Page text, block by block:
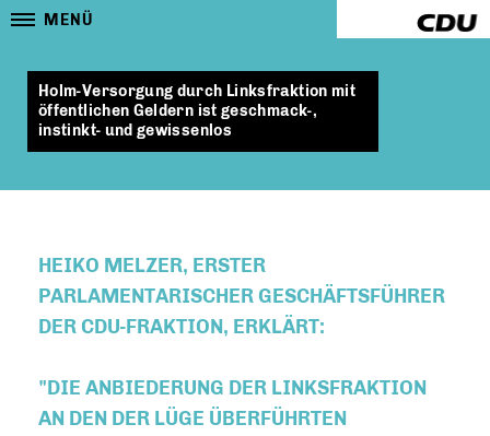
MENÜ
Holm-Versorgung durch Linksfraktion mit
öffentlichen Geldern ist geschmack-,
instinkt- und gewissenlos
HEIKO MELZER, ERSTER
PARLAMENTARISCHER GESCHÄFTSFÜHRER
DER CDU-FRAKTION, ERKLÄRT:
"DIE ANBIEDERUNG DER LINKSFRAKTION
AN DEN DER LÜGE ÜBERFÜHRTEN